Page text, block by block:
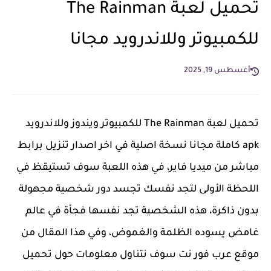
تحميل لعبة The Rainman
للكمبيوتر وللاندرويد مجانا
أغسطس 19, 2025
تحميل لعبة The Rainman للكمبيوتر ويندوز وللاندرويد
apk كاملة مجانا نسخة اصلية في اخر اصدار تنزيل برابط
مباشر من ميديا فاير، في هذه اللعبة سوف تستيقظ في
اللحظة الأولى لتجد نفسك تجسد دور شخصية مجهولة
بدون ذاكرة، هذه الشخصية تجد نفسها فجأة في عالم
غامض يسوده الظلمة والغموض، وفي هذا المقال من
موقع عرب فور نت سوف نتناول معلومات حول تحميل